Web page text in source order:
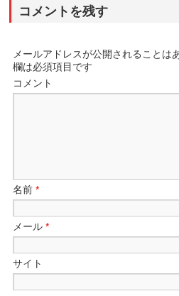
コメントを残す
メールアドレスが公開されることは
欄は必須項目です
コメント
名前*
メール*
サイト